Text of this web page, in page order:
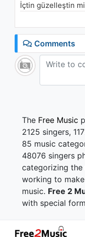
İçtin güzelleştin mi
Bensiz hayat
Kalın farkı farketin
Şaşmam ben
Caymak yok bizde
Bitti o kadar
Var mı itirazı olan
Comments
The Free Music
2125 singers,
85 music
48076 singers
categorizing the
working to
music. Free 2
with special